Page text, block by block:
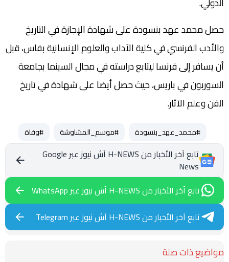
حصل محمد عهد بنسودة على شهادة الإجازة في التاريخ
والأدب الفرنسي في كلية الآداب والعلوم الإنسانية بفاس، قبل
أن يسافر إلى فرنسا ليتابع دراسته في مجال السينما بجامعة
السوربون في باريس، حيث حصل أيضا على شهادة في تاريخ
الفن وعلم الآثار.
#محمد_عهد_بنسودة #موسم_المشاوشة #وفاة
تابع آخر الأخبار من H-NEWS آش نيوز عبر Google
News
تابع آخر الأخبار من H-NEWS آش نيوز عبر WhatsApp
تابع آخر الأخبار من H-NEWS آش نيوز عبر Telegram
مواضيع ذات صلة